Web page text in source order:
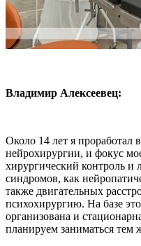
Владимир Алексеевец:
Около 14 лет я
нейрохирургии, и фокус
хирургический контроль и
синдромов, как
также двигательных
психохирургию. На базе
организована и
планируем заниматься тем